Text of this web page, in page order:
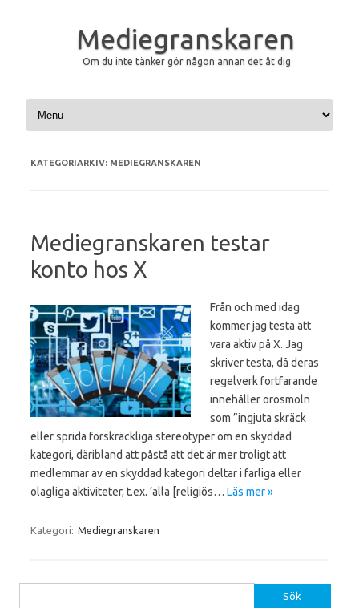
Mediegranskaren
Om du inte tänker gör någon annan det åt dig
Hoppa till innehåll
KATEGORIARKIV: MEDIEGRANSKAREN
Mediegranskaren testar
konto hos X
Från och med idag
kommer jag testa att
vara aktiv på X. Jag
skriver testa, då deras
regelverk fortfarande
innehåller orosmoln
som ”ingjuta skräck
eller sprida förskräckliga stereotyper om en skyddad
kategori, däribland att påstå att det är mer troligt att
medlemmar av en skyddad kategori deltar i farliga eller
olagliga aktiviteter, t.ex. ’alla [religiös… Läs mer »
Kategori: Mediegranskaren